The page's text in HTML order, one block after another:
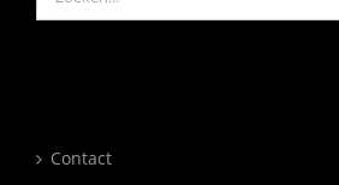
naar:
Contact